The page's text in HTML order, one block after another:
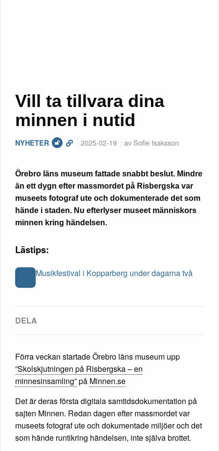
Vill ta tillvara dina
minnen i nutid
NYHETER 2025-02-19 av Sofie Isaksson
Örebro läns museum fattade snabbt beslut. Mindre
än ett dygn efter massmordet på Risbergska var
museets fotograf ute och dokumenterade det som
hände i staden. Nu efterlyser museet människors
minnen kring händelsen.
Lästips:
Musikfestival i Kopparberg under dagarna två
Förra veckan startade Örebro läns museum upp
”Skolskjutningen på Risbergska – en
minnesinsamling”på Minnen.se
Det är deras första digitala samtidsdokumentation på
sajten Minnen. Redan dagen efter massmordet var
museets fotograf ute och dokumentade miljöer och det
som hände runtikring händelsen, inte själva brottet.